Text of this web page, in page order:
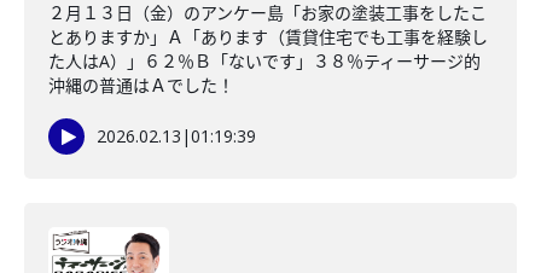
２月１３日（金）のアンケー島「お家の塗装工事をしたこ
とありますか」Ａ「あります（賃貸住宅でも工事を経験し
た人はA）」６２％Ｂ「ないです」３８％ティーサージ的
沖縄の普通はＡでした！
2026.02.13 |01:19:39